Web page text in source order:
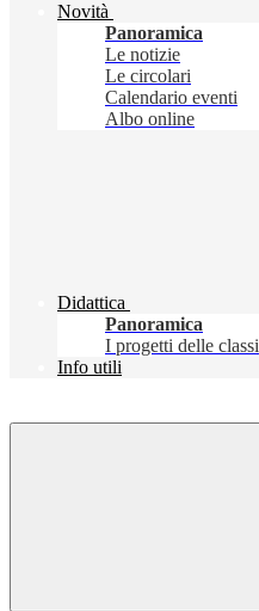
Novità
Panoramica
Le notizie
Le circolari
Calendario eventi
Albo online
Didattica
Panoramica
I progetti delle classi
Info utili